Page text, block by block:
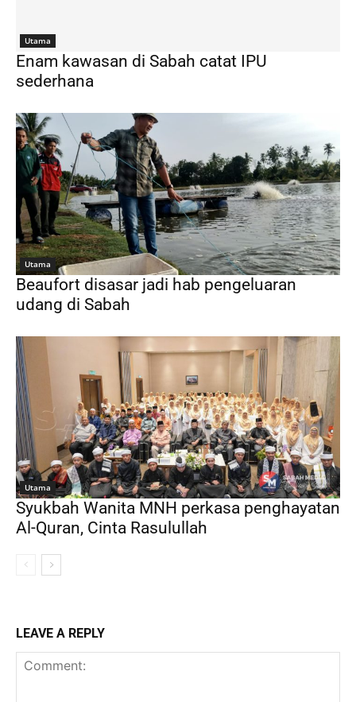
Utama
Enam kawasan di Sabah catat IPU
sederhana
Utama
Beaufort disasar jadi hab pengeluaran
udang di Sabah
Utama
Syukbah Wanita MNH perkasa penghayatan
Al-Quran, Cinta Rasulullah
LEAVE A REPLY